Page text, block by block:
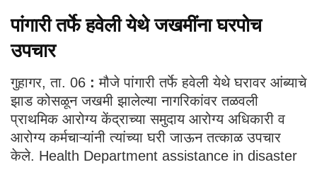
पांगारी तर्फे हवेली येथे जखमींना घरपोच
उपचार
गुहागर, ता. 06 : मौजे पांगारी तर्फे हवेली येथे घरावर आंब्याचे
झाड कोसळून जखमी झालेल्या नागरिकांवर तळवली
प्राथमिक आरोग्य केंद्राच्या समुदाय आरोग्य अधिकारी व
आरोग्य कर्मचाऱ्यांनी त्यांच्या घरी जाऊन तत्काळ उपचार
केले. Health Department assistance in disaster